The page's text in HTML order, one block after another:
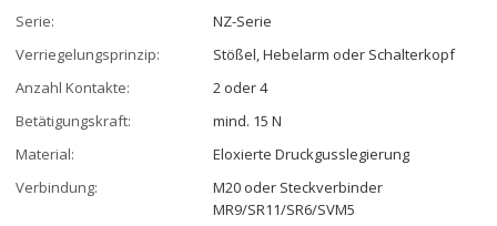
Serie:
NZ-Serie
Verriegelungsprinzip:
Stößel, Hebelarm oder Schalterkopf
Anzahl Kontakte:
2 oder 4
Betätigungskraft:
mind. 15 N
Material:
Eloxierte Druckgusslegierung
Verbindung:
M20 oder Steckverbinder
MR9/SR11/SR6/SVM5